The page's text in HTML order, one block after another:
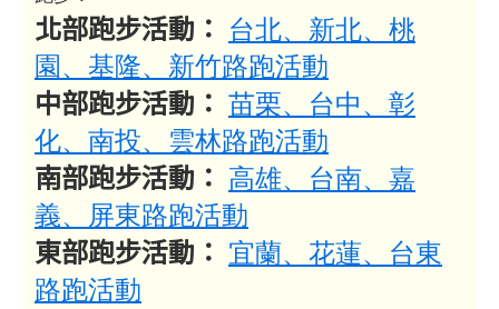
北部跑步活動： 台北、新北、桃
園、基隆、新竹路跑活動
中部跑步活動： 苗栗、台中、彰
化、南投、雲林路跑活動
南部跑步活動： 高雄、台南、嘉
義、屏東路跑活動
東部跑步活動： 宜蘭、花蓮、台東
路跑活動